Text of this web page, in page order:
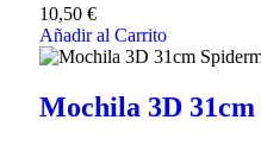
10,50 €
Añadir al Carrito
Mochila 3D